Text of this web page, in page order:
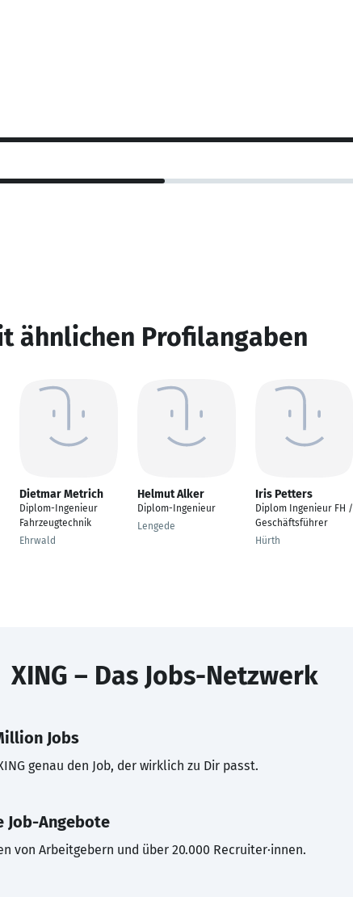
ähnlichen Profilangaben
Dietmar Metrich
Diplom-Ingenieur
Fahrzeugtechnik
Ehrwald
Helmut Alker
Diplom-Ingenieur
Lengede
Iris Petters
Diplom Ingenieur FH /
Geschäftsführer
Hürth
XING – Das Jobs-Netzwerk
Jobs
genau den Job, der wirklich zu Dir passt.
Job-Angebote
von Arbeitgebern und über 20.000 Recruiter·innen.